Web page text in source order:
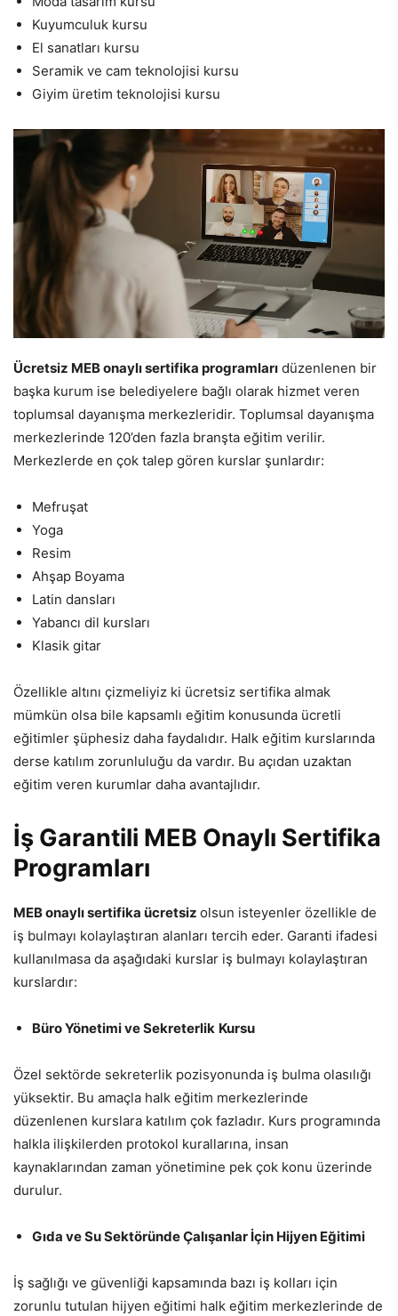
Kuyumculuk kursu
El sanatları kursu
Seramik ve cam teknolojisi kursu
Giyim üretim teknolojisi kursu
Ücretsiz MEB onaylı sertifika programları düzenlenen bir
başka kurum ise belediyelere bağlı olarak hizmet veren
toplumsal dayanışma merkezleridir. Toplumsal dayanışma
merkezlerinde 120’den fazla branşta eğitim verilir.
Merkezlerde en çok talep gören kurslar şunlardır:
Mefruşat
Yoga
Resim
Ahşap Boyama
Latin dansları
Yabancı dil kursları
Klasik gitar
Özellikle altını çizmeliyiz ki ücretsiz sertifika almak
mümkün olsa bile kapsamlı eğitim konusunda ücretli
eğitimler şüphesiz daha faydalıdır. Halk eğitim kurslarında
derse katılım zorunluluğu da vardır. Bu açıdan uzaktan
eğitim veren kurumlar daha avantajlıdır.
İş Garantili MEB Onaylı Sertifika
Programları
MEB onaylı sertifika ücretsiz olsun isteyenler özellikle de
iş bulmayı kolaylaştıran alanları tercih eder. Garanti ifadesi
kullanılmasa da aşağıdaki kurslar iş bulmayı kolaylaştıran
kurslardır:
Büro Yönetimi ve Sekreterlik Kursu
Özel sektörde sekreterlik pozisyonunda iş bulma olasılığı
yüksektir. Bu amaçla halk eğitim merkezlerinde
düzenlenen kurslara katılım çok fazladır. Kurs programında
halkla ilişkilerden protokol kurallarına, insan
kaynaklarından zaman yönetimine pek çok konu üzerinde
durulur.
Gıda ve Su Sektöründe Çalışanlar İçin Hijyen Eğitimi
İş sağlığı ve güvenliği kapsamında bazı iş kolları için
zorunlu tutulan hijyen eğitimi halk eğitim merkezlerinde de